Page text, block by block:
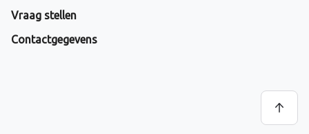
Vraag stellen
Contactgegevens